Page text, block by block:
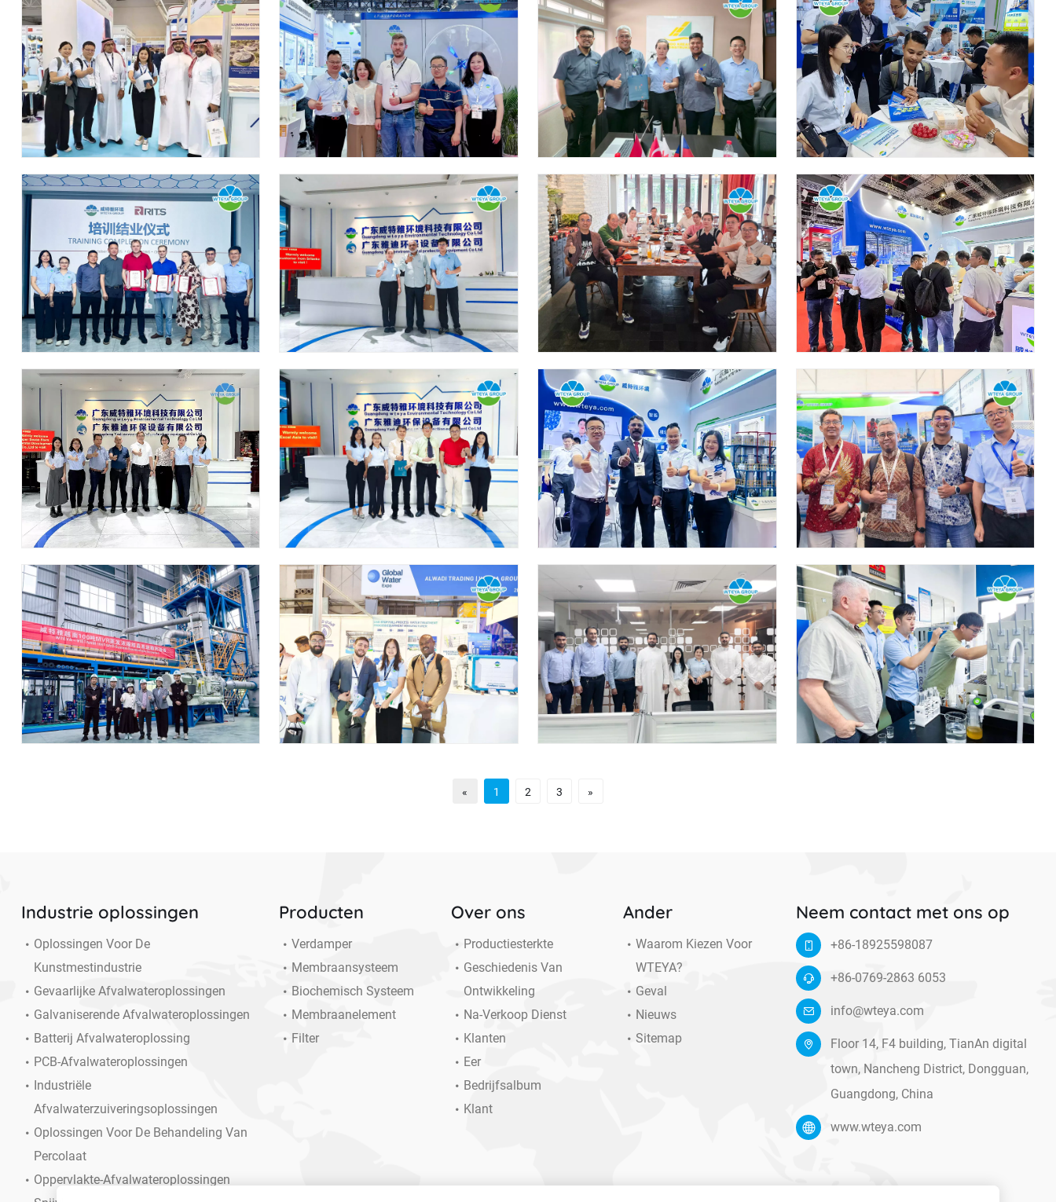
« 1 2 3 »
Industrie oplossingen
Oplossingen Voor De
Kunstmestindustrie
Gevaarlijke Afvalwateroplossingen
Galvaniserende Afvalwateroplossingen
Batterij Afvalwateroplossing
PCB-Afvalwateroplossingen
Industriële
Afvalwaterzuiveringsoplossingen
Oplossingen Voor De Behandeling Van
Percolaat
Oppervlakte-Afvalwateroplossingen
Producten
Verdamper
Membraansysteem
Biochemisch Systeem
Membraanelement
Filter
Over ons
Productiesterkte
Geschiedenis Van
Ontwikkeling
Na-Verkoop Dienst
Klanten
Eer
Bedrijfsalbum
Klant
Ander
Waarom Kiezen Voor
WTEYA?
Geval
Nieuws
Sitemap
Neem contact met ons op
+86-18925598087
+86-0769-2863 6053
info@wteya.com
Floor 14, F4 building, TianAn digital
town, Nancheng District, Dongguan,
Guangdong, China
www.wteya.com